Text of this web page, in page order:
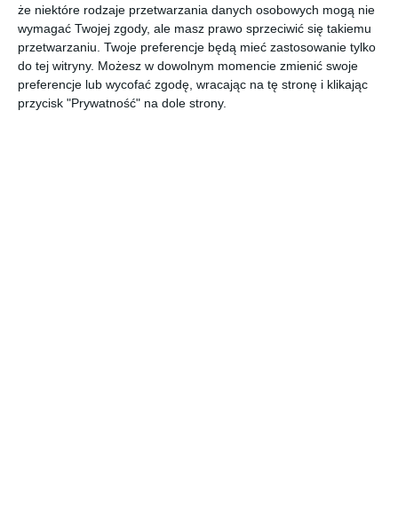
że niektóre rodzaje przetwarzania danych osobowych mogą nie
wymagać Twojej zgody, ale masz prawo sprzeciwić się takiemu
przetwarzaniu. Twoje preferencje będą mieć zastosowanie tylko
do tej witryny. Możesz w dowolnym momencie zmienić swoje
preferencje lub wycofać zgodę, wracając na tę stronę i klikając
przycisk "Prywatność" na dole strony.